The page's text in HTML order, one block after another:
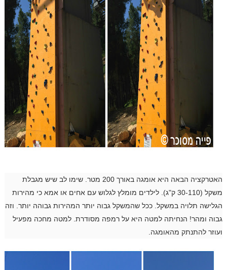
האטרקציה הבאה היא אומגה באורך 200 מטר. שימו לב שיש מגבלת
משקל (30-110 ק"ג). לילדים מומלץ לגלוש עם אחים או אמא כי מהירות
הגלישה תלויה במשקל. ככל שהמשקל גבוה יותר המהירות גבוהה יותר. וזה
גבוה ומהר! הנחיתה למטה היא על רמפה מסודרת. למטה מחכה מפעיל
ועוזר להתנתק מהאומגה.